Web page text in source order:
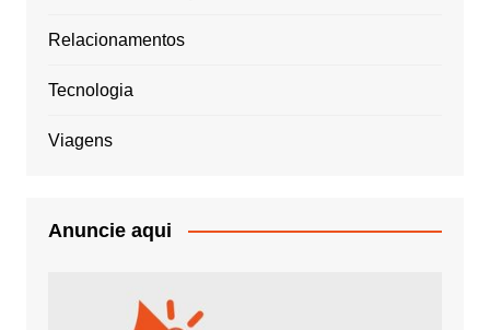
Relacionamentos
Tecnologia
Viagens
Anuncie aqui